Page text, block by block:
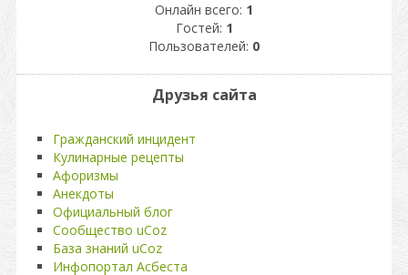
Онлайн всего: 1
Гостей: 1
Пользователей: 0
Друзья сайта
Гражданский инцидент
Кулинарные рецепты
Афоризмы
Анекдоты
Официальный блог
Сообщество uCoz
База знаний uCoz
Инфопортал Асбеста